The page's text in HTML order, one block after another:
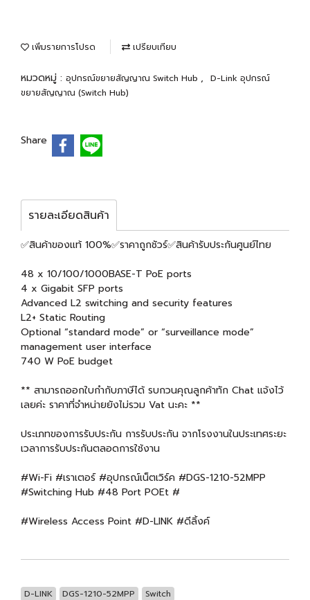
เพิ่มรายการโปรด เปรียบเทียบ
หมวดหมู่ : อุปกรณ์ขยายสัญญาณ Switch Hub ,
D-Link อุปกรณ์
ขยายสัญญาณ (Switch Hub)
Share
รายละเอียดสินค้า
✅สินค้าของแท้ 100%✅ราคาถูกชัวร์✅สินค้ารับประกันศูนย์ไทย
48 x 10/100/1000BASE-T PoE ports
4 x Gigabit SFP ports
Advanced L2 switching and security features
L2+ Static Routing
Optional “standard mode” or “surveillance mode”
management user interface
740 W PoE budget
** สามารถออกใบกำกับภาษีได้ รบกวนคุณลูกค้าทัก Chat แจ้งไว้
เลยค่ะ ราคาที่จำหน่ายยังไม่รวม Vat นะคะ **
ประเภทของการรับประกัน การรับประกัน จากโรงงานในประเทศระยะ
เวลาการรับประกันตลอดการใช้งาน
#Wi-Fi #เราเตอร์ #อุปกรณ์เน็ตเวิร์ค #DGS-1210-52MPP
#Switching Hub #48 Port POEt #
#Wireless Access Point #D-LINK #ดีลิ้งค์
D-LINK DGS-1210-52MPP Switch